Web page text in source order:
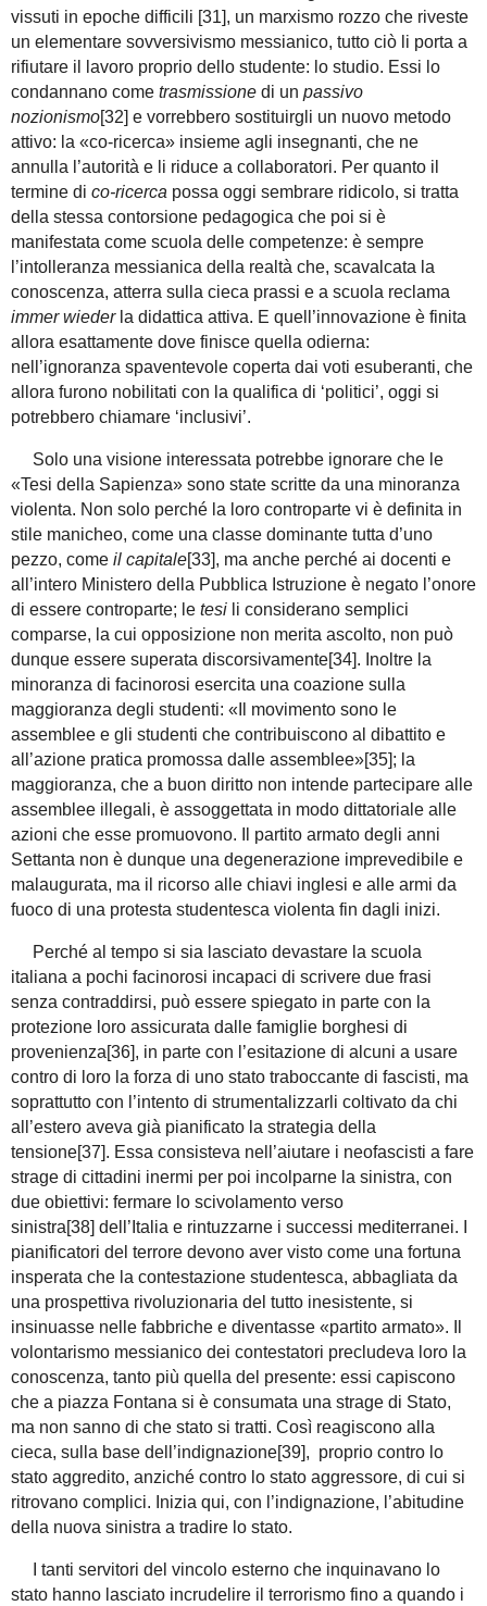
vissuti in epoche difficili [31], un marxismo rozzo che riveste
un elementare sovversivismo messianico, tutto ciò li porta a
rifiutare il lavoro proprio dello studente: lo studio. Essi lo
condannano come trasmissione di un passivo
nozionismo[32] e vorrebbero sostituirgli un nuovo metodo
attivo: la «co-ricerca» insieme agli insegnanti, che ne
annulla l’autorità e li riduce a collaboratori. Per quanto il
termine di co-ricerca possa oggi sembrare ridicolo, si tratta
della stessa contorsione pedagogica che poi si è
manifestata come scuola delle competenze: è sempre
l’intolleranza messianica della realtà che, scavalcata la
conoscenza, atterra sulla cieca prassi e a scuola reclama
immer wiederla didattica attiva. E quell’innovazione è finita
allora esattamente dove finisce quella odierna:
nell’ignoranza spaventevole coperta dai voti esuberanti, che
allora furono nobilitati con la qualifica di ‘politici’, oggi si
potrebbero chiamare ‘inclusivi’.
Solo una visione interessata potrebbe ignorare che le
«Tesi della Sapienza» sono state scritte da una minoranza
violenta. Non solo perché la loro controparte vi è definita in
stile manicheo, come una classe dominante tutta d’uno
pezzo, come il capitale[33], ma anche perché ai docenti e
all’intero Ministero della Pubblica Istruzione è negato l’onore
di essere controparte; le tesi li considerano semplici
comparse, la cui opposizione non merita ascolto, non può
dunque essere superata discorsivamente[34]. Inoltre la
minoranza di facinorosi esercita una coazione sulla
maggioranza degli studenti: «Il movimento sono le
assemblee e gli studenti che contribuiscono al dibattito e
all’azione pratica promossa dalle assemblee»[35]; la
maggioranza, che a buon diritto non intende partecipare alle
assemblee illegali, è assoggettata in modo dittatoriale alle
azioni che esse promuovono. Il partito armato degli anni
Settanta non è dunque una degenerazione imprevedibile e
malaugurata, ma il ricorso alle chiavi inglesi e alle armi da
fuoco di una protesta studentesca violenta fin dagli inizi.
Perché al tempo si sia lasciato devastare la scuola
italiana a pochi facinorosi incapaci di scrivere due frasi
senza contraddirsi, può essere spiegato in parte con la
protezione loro assicurata dalle famiglie borghesi di
provenienza[36], in parte con l’esitazione di alcuni a usare
contro di loro la forza di uno stato traboccante di fascisti, ma
soprattutto con l’intento di strumentalizzarli coltivato da chi
all’estero aveva già pianificato la strategia della
tensione[37]. Essa consisteva nell’aiutare i neofascisti a fare
strage di cittadini inermi per poi incolparne la sinistra, con
due obiettivi: fermare lo scivolamento verso
sinistra[38] dell’Italia e rintuzzarne i successi mediterranei. I
pianificatori del terrore devono aver visto come una fortuna
insperata che la contestazione studentesca, abbagliata da
una prospettiva rivoluzionaria del tutto inesistente, si
insinuasse nelle fabbriche e diventasse «partito armato». Il
volontarismo messianico dei contestatori precludeva loro la
conoscenza, tanto più quella del presente: essi capiscono
che a piazza Fontana si è consumata una strage di Stato,
ma non sanno di che stato si tratti. Così reagiscono alla
cieca, sulla base dell’indignazione[39], proprio contro lo
stato aggredito, anziché contro lo stato aggressore, di cui si
ritrovano complici. Inizia qui, con l’indignazione, l’abitudine
della nuova sinistra a tradire lo stato.
I tanti servitori del vincolo esterno che inquinavano lo
stato hanno lasciato incrudelire il terrorismo fino a quando i